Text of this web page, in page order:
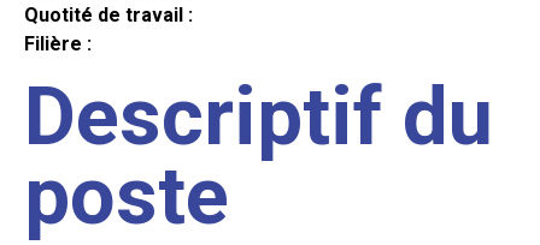
Quotité de travail :
Filière :
Descriptif du
poste